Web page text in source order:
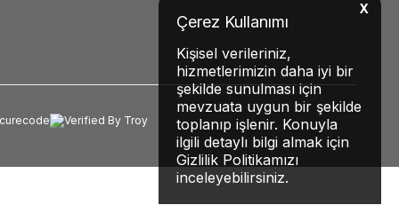
X
Çerez Kullanımı
Kişisel verileriniz,
hizmetlerimizin daha iyi bir
şekilde sunulması için
mevzuata uygun bir şekilde
toplanıp işlenir. Konuyla
ilgili detaylı bilgi almak için
Gizlilik Politikamızı
inceleyebilirsiniz.